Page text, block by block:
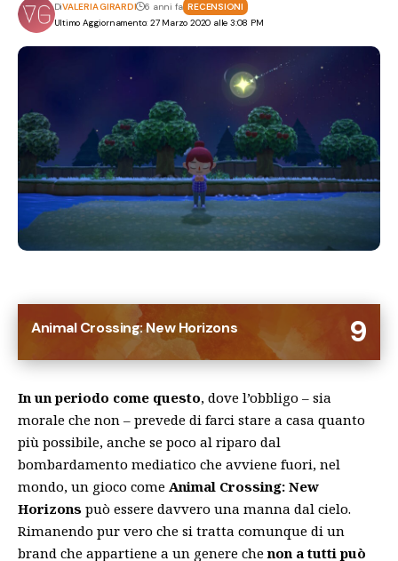
Ultimo Aggiornamento: 27 Marzo 2020 alle 3:08 PM
DiVALERIA GIRARDI 6 anni fa RECENSIONI
9
Animal Crossing: New Horizons
In un periodo come questo, dove l’obbligo – sia
morale che non – prevede di farci stare a casa quanto
più possibile, anche se poco al riparo dal
bombardamento mediatico che avviene fuori, nel
mondo, un gioco come Animal Crossing: New
Horizons può essere davvero una manna dal cielo.
Rimanendo pur vero che si tratta comunque di un
brand che appartiene a un genere chenon a tutti può